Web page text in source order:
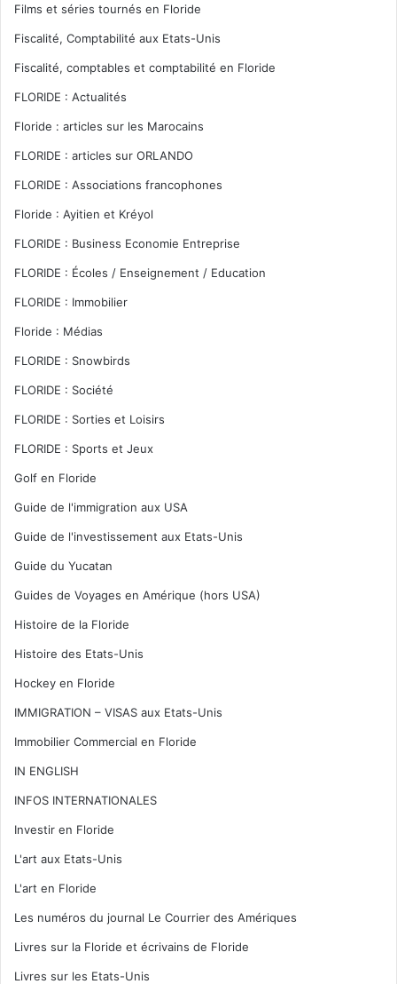
Films et séries tournés en Floride
Fiscalité, Comptabilité aux Etats-Unis
Fiscalité, comptables et comptabilité en Floride
FLORIDE : Actualités
Floride : articles sur les Marocains
FLORIDE : articles sur ORLANDO
FLORIDE : Associations francophones
Floride : Ayitien et Kréyol
FLORIDE : Business Economie Entreprise
FLORIDE : Écoles / Enseignement / Education
FLORIDE : Immobilier
Floride : Médias
FLORIDE : Snowbirds
FLORIDE : Société
FLORIDE : Sorties et Loisirs
FLORIDE : Sports et Jeux
Golf en Floride
Guide de l'immigration aux USA
Guide de l'investissement aux Etats-Unis
Guide du Yucatan
Guides de Voyages en Amérique (hors USA)
Histoire de la Floride
Histoire des Etats-Unis
Hockey en Floride
IMMIGRATION – VISAS aux Etats-Unis
Immobilier Commercial en Floride
IN ENGLISH
INFOS INTERNATIONALES
Investir en Floride
L'art aux Etats-Unis
L'art en Floride
Les numéros du journal Le Courrier des Amériques
Livres sur la Floride et écrivains de Floride
Livres sur les Etats-Unis